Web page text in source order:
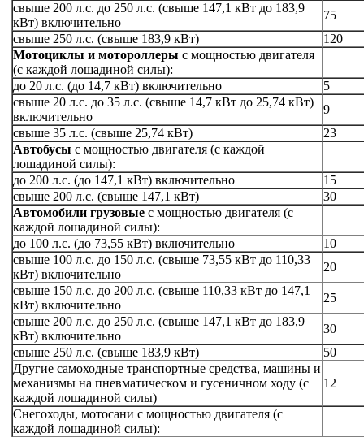
свыше 200 л.с. до 250 л.с. (свыше 147,1 кВт до 183,9
кВт) включительно
75
свыше 250 л.с. (свыше 183,9 кВт)
120
Мотоциклы и мотороллеры с мощностью двигателя
(с каждой лошадиной силы):
до 20 л.с. (до 14,7 кВт) включительно
5
свыше 20 л.с. до 35 л.с. (свыше 14,7 кВт до 25,74 кВт)
включительно
9
свыше 35 л.с. (свыше 25,74 кВт)
23
Автобусы с мощностью двигателя (с каждой
лошадиной силы):
до 200 л.с. (до 147,1 кВт) включительно
15
свыше 200 л.с. (свыше 147,1 кВт)
30
Автомобили грузовые с мощностью двигателя (с
каждой лошадиной силы):
до 100 л.с. (до 73,55 кВт) включительно
10
свыше 100 л.с. до 150 л.с. (свыше 73,55 кВт до 110,33
кВт) включительно
20
свыше 150 л.с. до 200 л.с. (свыше 110,33 кВт до 147,1
кВт) включительно
25
свыше 200 л.с. до 250 л.с. (свыше 147,1 кВт до 183,9
кВт) включительно
30
свыше 250 л.с. (свыше 183,9 кВт)
50
Другие самоходные транспортные средства, машины и
механизмы на пневматическом и гусеничном ходу (с
каждой лошадиной силы)
12
Снегоходы, мотосани с мощностью двигателя (с
каждой лошадиной силы):